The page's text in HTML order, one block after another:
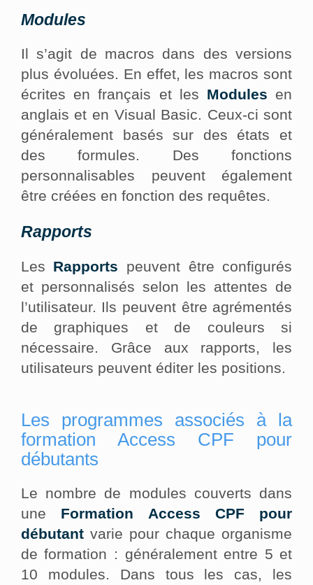
Modules
Il s’agit de macros dans des versions
plus évoluées. En effet, les macros sont
écrites en français et les Modules en
anglais et en Visual Basic. Ceux-ci sont
généralement basés sur des états et
des formules. Des fonctions
personnalisables peuvent également
être créées en fonction des requêtes.
Rapports
Les Rapports peuvent être configurés
et personnalisés selon les attentes de
l’utilisateur. Ils peuvent être agrémentés
de graphiques et de couleurs si
nécessaire. Grâce aux rapports, les
utilisateurs peuvent éditer les positions.
Les programmes associés à la
formation Access CPF pour
débutants
Le nombre de modules couverts dans
une Formation Access CPF pour
débutantvarie pour chaque organisme
de formation : généralement entre 5 et
10 modules. Dans tous les cas, les